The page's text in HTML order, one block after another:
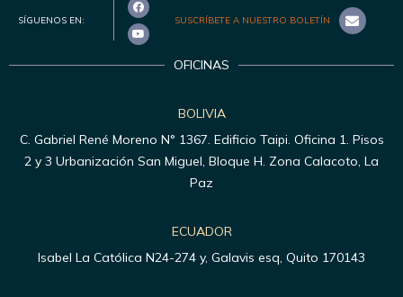
SÍGUENOS EN: SUSCRÍBETE A NUESTRO BOLETÍN
OFICINAS
BOLIVIA
C. Gabriel René Moreno N° 1367. Edificio Taipi. Oficina 1. Pisos
2 y 3 Urbanización San Miguel, Bloque H. Zona Calacoto, La
Paz
ECUADOR
Isabel La Católica N24-274 y, Galavis esq, Quito 170143